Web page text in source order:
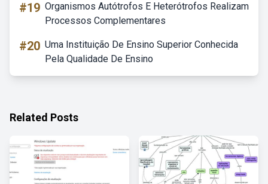
#19 Organismos Autótrofos E Heterótrofos Realizam
Processos Complementares
#20 Uma Instituição De Ensino Superior Conhecida
Pela Qualidade De Ensino
Related Posts